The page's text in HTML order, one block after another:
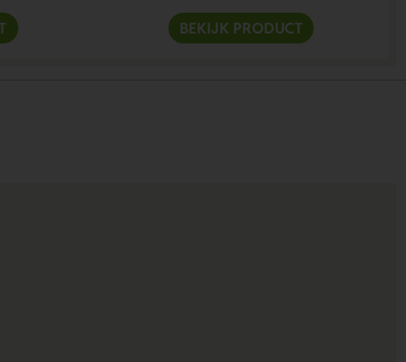
BEKIJK PRODUCT